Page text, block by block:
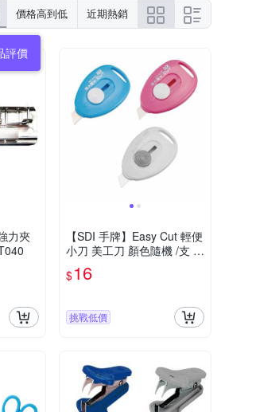
價格高到低 近期熱銷
力夾
【SDI 手牌】Easy Cut 輕便
小刀 美工刀 顏色隨機 /支 0
108J
$16
挑戰低價